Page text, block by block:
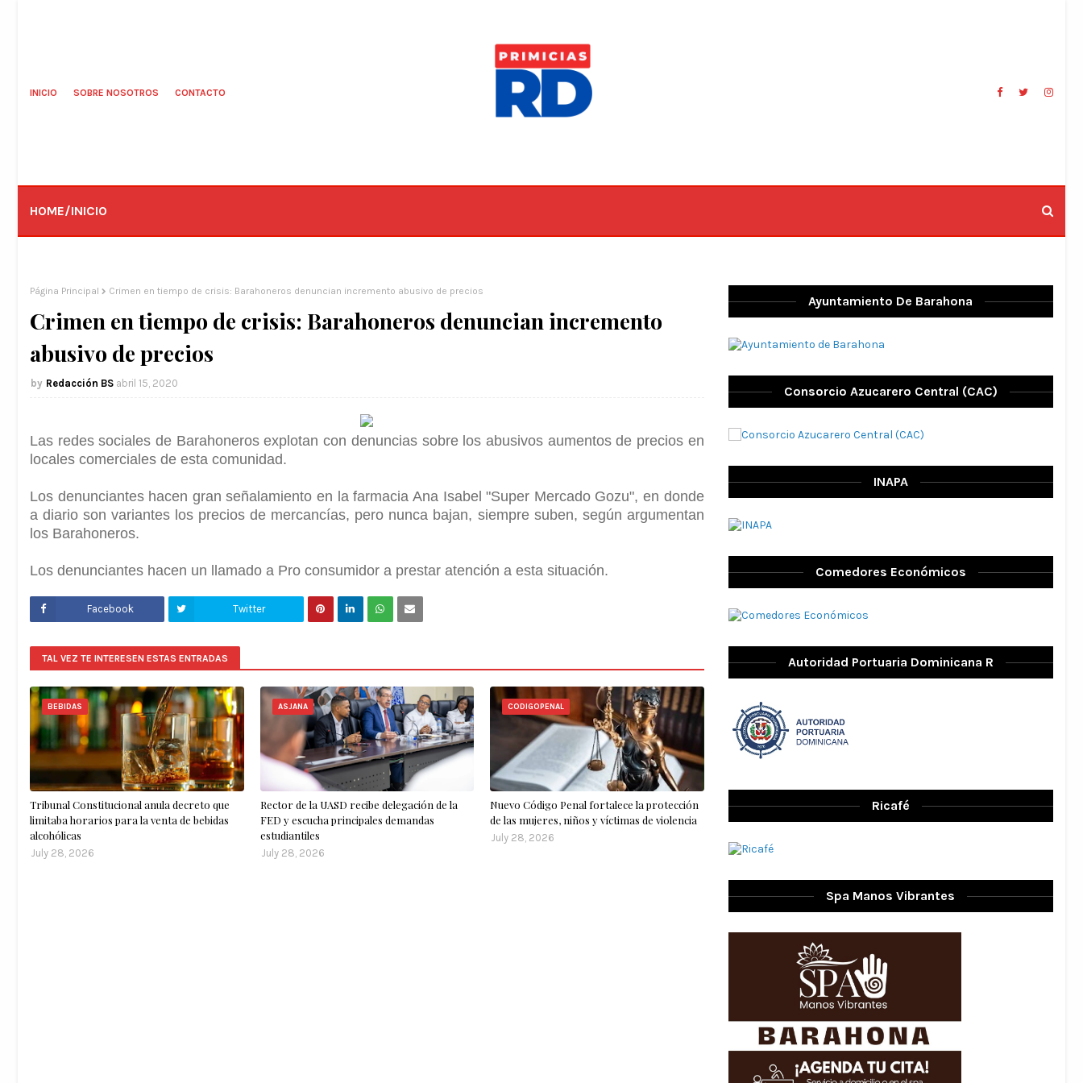
INICIO SOBRE NOSOTROS CONTACTO
HOME/INICIO
Página Principal Crimen en tiempo de crisis: Barahoneros denuncian incremento abusivo de precios
Crimen en tiempo de crisis: Barahoneros denuncian incremento
abusivo de precios
Redacción BS abril 15, 2020
Las redes sociales de Barahoneros explotan con denuncias sobre los abusivos aumentos de precios en
locales comerciales de esta comunidad.
Los denunciantes hacen gran señalamiento en la farmacia Ana Isabel "Super Mercado Gozu", en donde
a diario son variantes los precios de mercancías, pero nunca bajan, siempre suben, según argumentan
los Barahoneros.
Los denunciantes hacen un llamado a Pro consumidor a prestar atención a esta situación.
Facebook Twitter
TAL VEZ TE INTERESEN ESTAS ENTRADAS
BEBIDAS
Tribunal Constitucional anula decreto que
limitaba horarios para la venta de bebidas
alcohólicas
July 28, 2026
ASJANA
Rector de la UASD recibe delegación de la
FED y escucha principales demandas
estudiantiles
July 28, 2026
CODIGOPENAL
Nuevo Código Penal fortalece la protección
de las mujeres, niños y víctimas de violencia
July 28, 2026
Ayuntamiento De Barahona
Consorcio Azucarero Central (CAC)
INAPA
Comedores Económicos
Autoridad Portuaria Dominicana R
Ricafé
Spa Manos Vibrantes